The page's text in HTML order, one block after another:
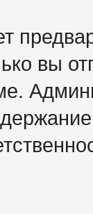
вы